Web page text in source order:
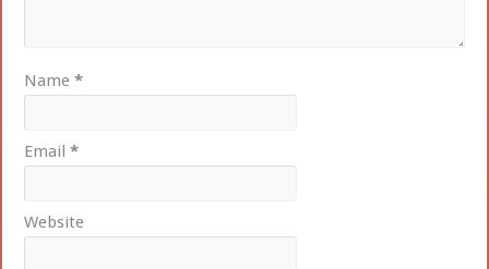
Name*
Email*
Website